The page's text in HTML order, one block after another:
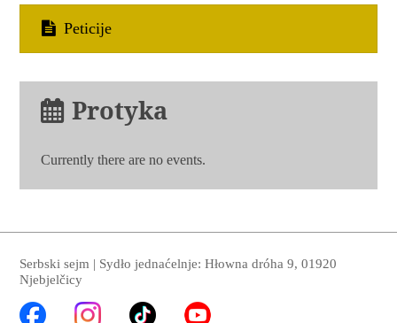
Peticije
Protyka
Currently there are no events.
Serbski sejm | Sydło jednaćelnje: Hłowna dróha 9, 01920
Njebjelčicy